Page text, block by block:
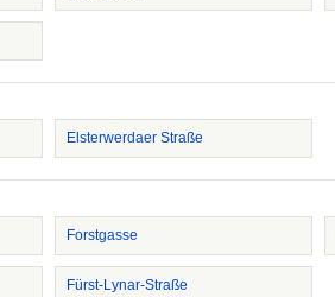
Elsterwerdaer Straße
Forstgasse
Fürst-Lynar-Straße